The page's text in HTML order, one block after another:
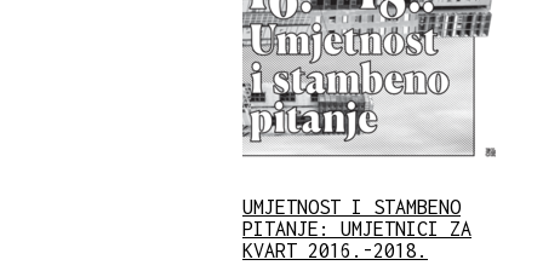
UMJETNOST I STAMBENO
PITANJE: UMJETNICI ZA
KVART 2016.-2018.